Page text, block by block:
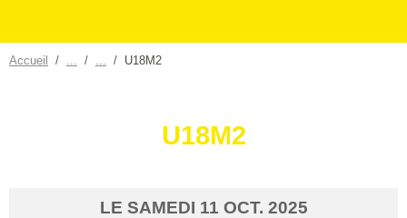
Accueil U18M2
U18M2
LE SAMEDI 11 OCT. 2025